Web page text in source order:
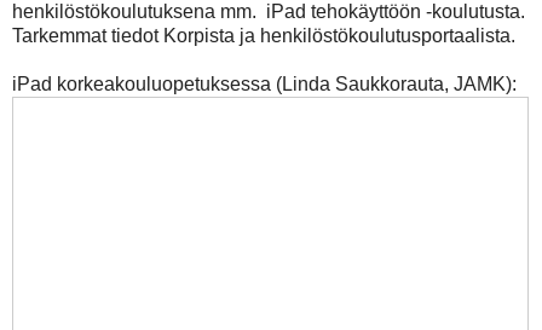
henkilöstökoulutuksena mm. iPad tehokäyttöön -koulutusta.
Tarkemmat tiedot Korpista ja henkilöstökoulutusportaalista.
iPad korkeakouluopetuksessa (Linda Saukkorauta, JAMK):